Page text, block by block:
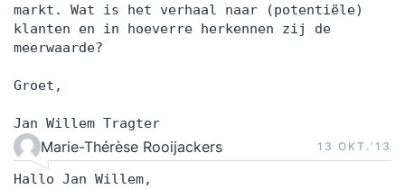
markt. Wat is het verhaal naar (potentiële)
klanten en in hoeverre herkennen zij de
meerwaarde?
Groet,
Jan Willem Tragter
Marie-Thérèse Rooijackers 13 OKT.‘13
Hallo Jan Willem,